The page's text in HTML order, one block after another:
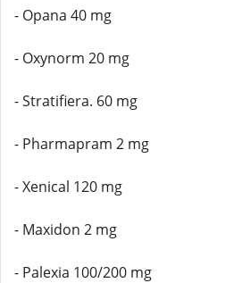
- Opana 40 mg
- Oxynorm 20 mg
- Stratifiera. 60 mg
- Pharmapram 2 mg
- Xenical 120 mg
- Maxidon 2 mg
- Palexia 100/200 mg